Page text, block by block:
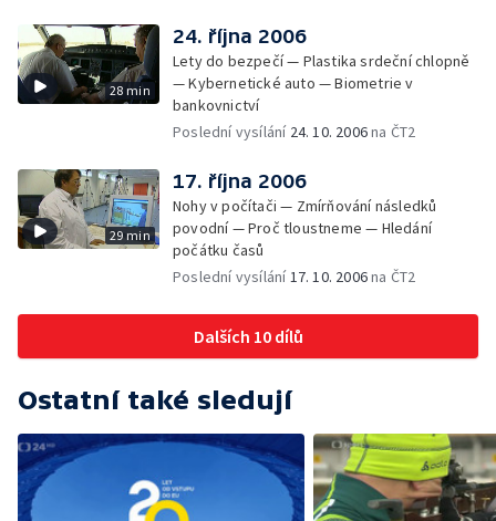
28 min
24. října 2006
Lety do bezpečí — Plastika srdeční chlopně
— Kybernetické auto — Biometrie v
bankovnictví
Poslední vysílání 24. 10. 2006na ČT2
29 min
17. října 2006
Nohy v počítači — Zmírňování následků
povodní — Proč tloustneme — Hledání
počátku časů
Poslední vysílání17. 10. 2006na ČT2
Dalších 10 dílů
Ostatní také sledují